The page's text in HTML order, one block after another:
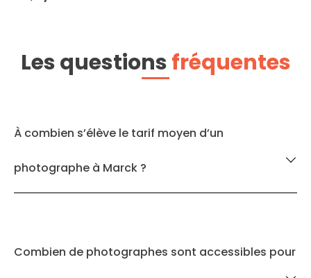
Les questionsfréquentes
À combien s’élève le tarif moyen d’un
photographe à Marck ?
Combien de photographes sont accessibles pour